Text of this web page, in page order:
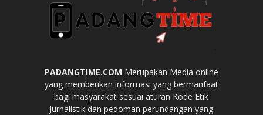
PADANGTIME.COM Merupakan Media online
yang memberikan informasi yang bermanfaat
bagi masyarakat sesuai aturan Kode Etik
Jurnalistik dan pedoman perundangan yang